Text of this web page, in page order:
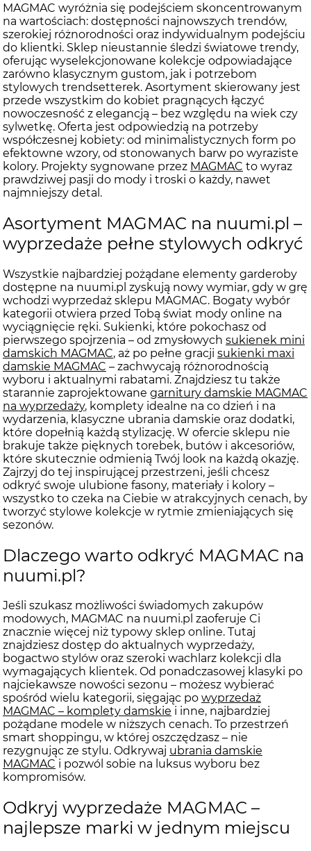
MAGMAC wyróżnia się podejściem skoncentrowanym
na wartościach: dostępności najnowszych trendów,
szerokiej różnorodności oraz indywidualnym podejściu
do klientki. Sklep nieustannie śledzi światowe trendy,
oferując wyselekcjonowane kolekcje odpowiadające
zarówno klasycznym gustom, jak i potrzebom
stylowych trendsetterek. Asortyment skierowany jest
przede wszystkim do kobiet pragnących łączyć
nowoczesność z elegancją – bez względu na wiek czy
sylwetkę. Oferta jest odpowiedzią na potrzeby
współczesnej kobiety: od minimalistycznych form po
efektowne wzory, od stonowanych barw po wyraziste
kolory. Projekty sygnowane przez MAGMAC to wyraz
prawdziwej pasji do mody i troski o każdy, nawet
najmniejszy detal.
Asortyment MAGMAC na nuumi.pl –
wyprzedaże pełne stylowych odkryć
Wszystkie najbardziej pożądane elementy garderoby
dostępne na nuumi.pl zyskują nowy wymiar, gdy w grę
wchodzi wyprzedaż sklepu MAGMAC. Bogaty wybór
kategorii otwiera przed Tobą świat mody online na
wyciągnięcie ręki. Sukienki, które pokochasz od
pierwszego spojrzenia – od zmysłowych sukienek mini
damskich MAGMAC, aż po pełne gracji sukienki maxi
damskie MAGMAC – zachwycają różnorodnością
wyboru i aktualnymi rabatami. Znajdziesz tu także
starannie zaprojektowane garnitury damskie MAGMAC
na wyprzedaży, komplety idealne na co dzień i na
wydarzenia, klasyczne ubrania damskie oraz dodatki,
które dopełnią każdą stylizację. W ofercie sklepu nie
brakuje także pięknych torebek, butów i akcesoriów,
które skutecznie odmienią Twój look na każdą okazję.
Zajrzyj do tej inspirującej przestrzeni, jeśli chcesz
odkryć swoje ulubione fasony, materiały i kolory –
wszystko to czeka na Ciebie w atrakcyjnych cenach, by
tworzyć stylowe kolekcje w rytmie zmieniających się
sezonów.
Dlaczego warto odkryć MAGMAC na
nuumi.pl?
Jeśli szukasz możliwości świadomych zakupów
modowych, MAGMAC na nuumi.pl zaoferuje Ci
znacznie więcej niż typowy sklep online. Tutaj
znajdziesz dostęp do aktualnych wyprzedaży,
bogactwo stylów oraz szeroki wachlarz kolekcji dla
wymagających klientek. Od ponadczasowej klasyki po
najciekawsze nowości sezonu – możesz wybierać
spośród wielu kategorii, sięgając po wyprzedaż
MAGMAC – komplety damskie i inne, najbardziej
pożądane modele w niższych cenach. To przestrzeń
smart shoppingu, w której oszczędzasz – nie
rezygnując ze stylu. Odkrywaj ubrania damskie
MAGMAC i pozwól sobie na luksus wyboru bez
kompromisów.
Odkryj wyprzedaże MAGMAC –
najlepsze marki w jednym miejscu